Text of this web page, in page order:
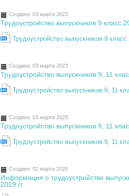
Создано: 03 марта 2023
Трудоустройство выпускников 9 класс
Трудоустройство выпускников 9 класс
Создано: 03 марта 2023
Трудоустройство выпускников 9, 11
Трудоустройство выпускников 9, 11
Создано: 03 марта 2023
Трудоустройство выпускников 9, 11
Трудоустройство выпускников 9, 11
Создано: 02 марта 2020
Информация о трудоустройстве
2019 гг.